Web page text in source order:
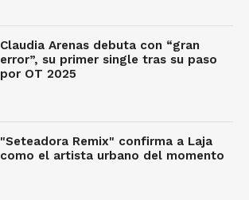
Claudia Arenas debuta con “gran
error”, su primer single tras su paso
por OT 2025
"Seteadora Remix" confirma a Laja
como el artista urbano del momento